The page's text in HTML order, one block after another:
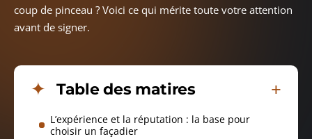
coup de pinceau ? Voici ce qui mérite toute votre attention
avant de signer.
Table des matires
L’expérience et la réputation : la base pour
choisir un façadier